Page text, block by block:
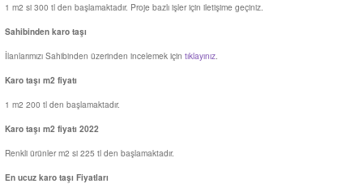
1 m2 si 300 tl den başlamaktadır. Proje bazlı işler için iletişime geçiniz.
Sahibinden karo taşı
İlanlarımızı Sahibinden üzerinden incelemek için tıklayınız.
Karo taşı m2 fiyatı
1 m2 200 tl den başlamaktadır.
Karo taşı m2 fiyatı 2022
Renkli ürünler m2 si 225 tl den başlamaktadır.
En ucuz karo taşı Fiyatları